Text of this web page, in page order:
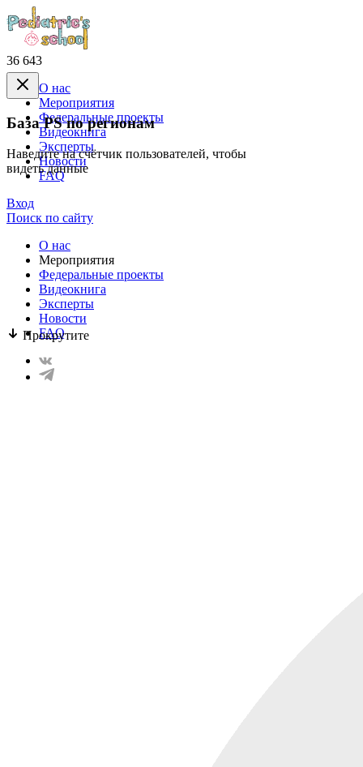
36 643
База PS по регионам
Наведите на счётчик пользователей, чтобы
видеть данные
Прокрутите
О нас
Mероприятия
Федеральные проекты
Видеокнига
Эксперты
Новости
FAQ
Вход
Поиск по сайту
О нас
Mероприятия
Федеральные проекты
Видеокнига
Эксперты
Новости
FAQ